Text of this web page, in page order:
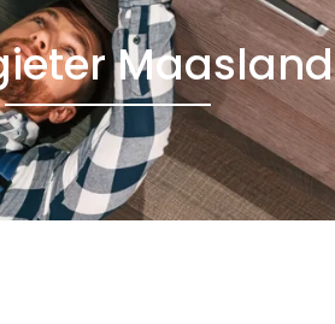
Maasland